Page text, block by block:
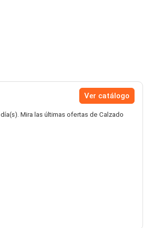
Ver catálogo
día(s). Mira las últimas ofertas de Calzado